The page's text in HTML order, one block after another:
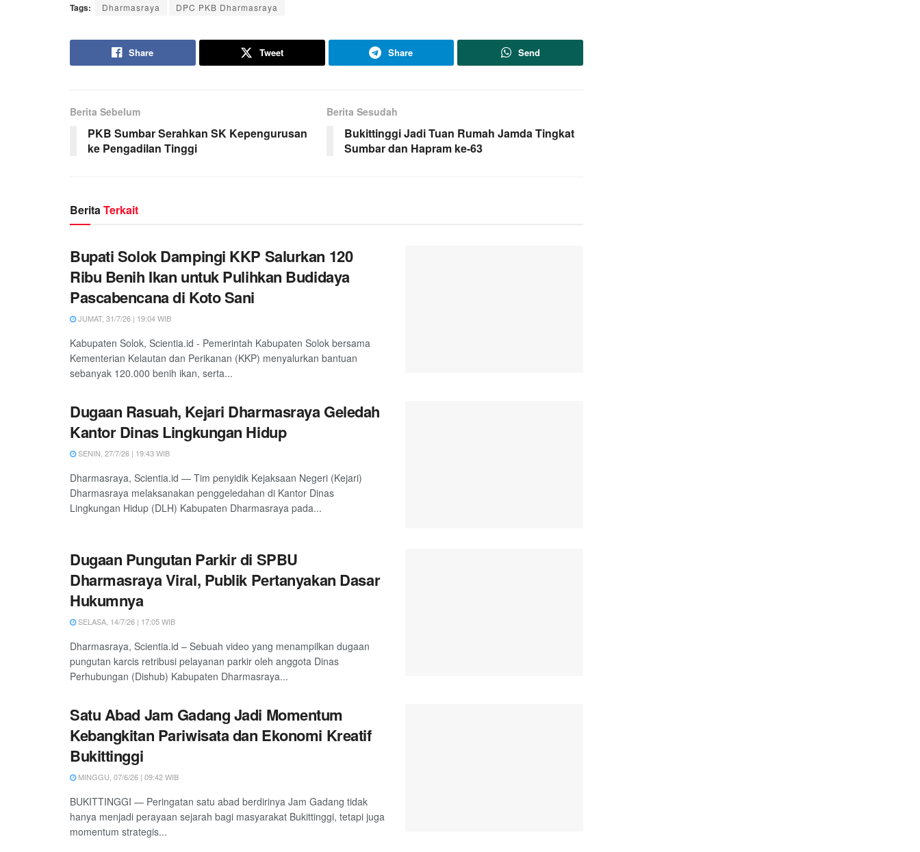
Tags: Dharmasraya DPC PKB Dharmasraya
Share Tweet Share Send
Berita Sebelum
PKB Sumbar Serahkan SK Kepengurusan
ke Pengadilan Tinggi
Berita Sesudah
Bukittinggi Jadi Tuan Rumah Jamda Tingkat
Sumbar dan Hapram ke-63
BeritaTerkait
Bupati Solok Dampingi KKP Salurkan 120
Ribu Benih Ikan untuk Pulihkan Budidaya
Pascabencana di Koto Sani
JUMAT, 31/7/26 | 19:04 WIB
Kabupaten Solok, Scientia.id - Pemerintah Kabupaten Solok bersama
Kementerian Kelautan dan Perikanan (KKP) menyalurkan bantuan
sebanyak 120.000 benih ikan, serta...
Dugaan Rasuah, Kejari Dharmasraya Geledah
Kantor Dinas Lingkungan Hidup
SENIN, 27/7/26 | 19:43 WIB
Dharmasraya, Scientia.id — Tim penyidik Kejaksaan Negeri (Kejari)
Dharmasraya melaksanakan penggeledahan di Kantor Dinas
Lingkungan Hidup (DLH) Kabupaten Dharmasraya pada...
Dugaan Pungutan Parkir di SPBU
Dharmasraya Viral, Publik Pertanyakan Dasar
Hukumnya
SELASA, 14/7/26 | 17:05 WIB
Dharmasraya, Scientia.id – Sebuah video yang menampilkan dugaan
pungutan karcis retribusi pelayanan parkir oleh anggota Dinas
Perhubungan (Dishub) Kabupaten Dharmasraya...
Satu Abad Jam Gadang Jadi Momentum
Kebangkitan Pariwisata dan Ekonomi Kreatif
Bukittinggi
MINGGU, 07/6/26 | 09:42 WIB
BUKITTINGGI — Peringatan satu abad berdirinya Jam Gadang tidak
hanya menjadi perayaan sejarah bagi masyarakat Bukittinggi, tetapi juga
momentum strategis...